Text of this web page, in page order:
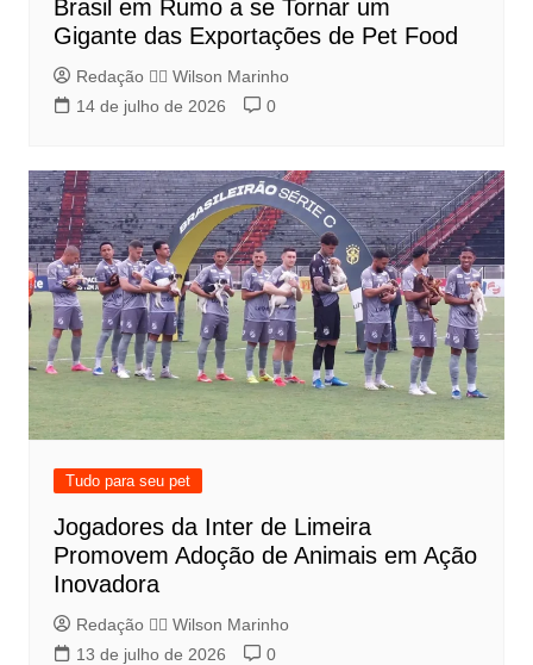
Brasil em Rumo a se Tornar um
Gigante das Exportações de Pet Food
Redação 👨‍⚖️​ Wilson Marinho
14 de julho de 2026
0
Tudo para seu pet
Jogadores da Inter de Limeira
Promovem Adoção de Animais em Ação
Inovadora
Redação 👨‍⚖️​ Wilson Marinho
13 de julho de 2026
0